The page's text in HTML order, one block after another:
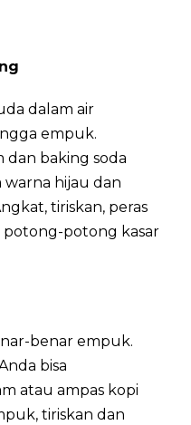
dalam air
empuk.
dan baking soda
hijau dan
tiriskan, peras
potong-potong kasar
benar empuk.
bisa
atau ampas kopi
tiriskan dan